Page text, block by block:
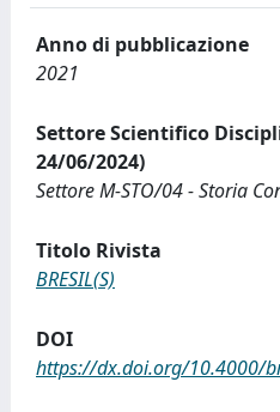
Anno di pubblicazione
2021
Settore Scientifico
24/06/2024)
Settore M-STO/04 - Storia
Titolo Rivista
BRESIL(S)
DOI
https://dx.doi.org/10.4000/